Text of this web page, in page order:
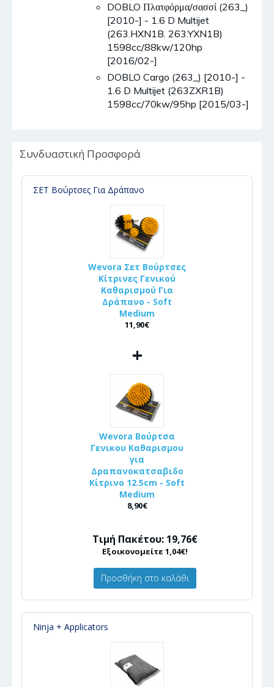
DOBLO Πλατφόρμα/σασσί (263_)
[2010-] - 1.6 D Multijet
(263.HXN1B. 263.YXN1B)
1598cc/88kw/120hp
[2016/02-]
DOBLO Cargo (263_) [2010-] -
1.6 D Multijet (263ZXR1B)
1598cc/70kw/95hp [2015/03-]
Συνδυαστική Προσφορά
ΣΕΤ Βούρτσες Για Δράπανο
Wevora Σετ Βούρτσες
Κίτρινες Γενικού
Καθαρισμού Για
Δράπανο - Soft
Medium
11,90€
+
Wevora Βούρτσα
Γενικου Καθαρισμου
για
Δραπανοκατσαβιδο
Κίτρινο 12.5cm - Soft
Medium
8,90€
Τιμή Πακέτου: 19,76€
Εξοικονομείτε 1,04€!
Προσθήκη στο καλάθι
Ninja + Applicators